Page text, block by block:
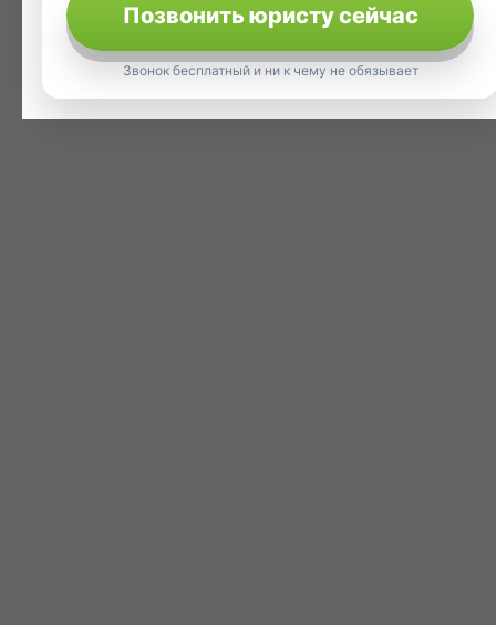
Позвонить юристу сейчас
Звонок бесплатный и ни к чему не обязывает